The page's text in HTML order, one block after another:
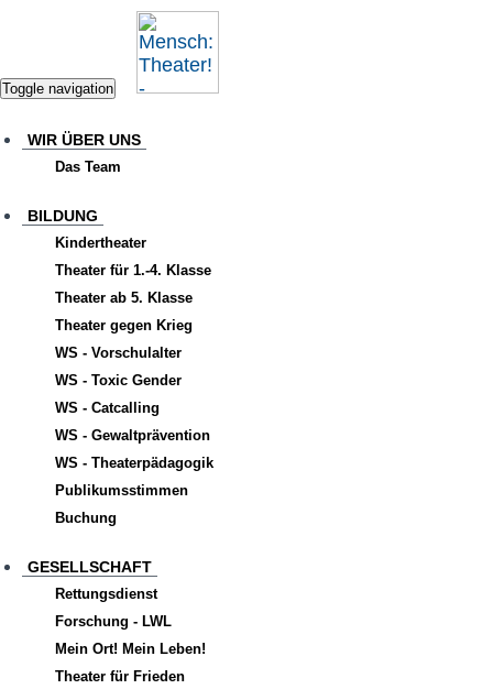
Toggle navigation
WIR ÜBER UNS
Das Team
BILDUNG
Kindertheater
Theater für 1.-4. Klasse
Theater ab 5. Klasse
Theater gegen Krieg
WS - Vorschulalter
WS - Toxic Gender
WS - Catcalling
WS - Gewaltprävention
WS - Theaterpädagogik
Publikumsstimmen
Buchung
GESELLSCHAFT
Rettungsdienst
Forschung - LWL
Mein Ort! Mein Leben!
Theater für Frieden